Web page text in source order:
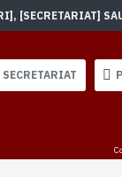
[SECRETARIAT]
SECRETARIAT